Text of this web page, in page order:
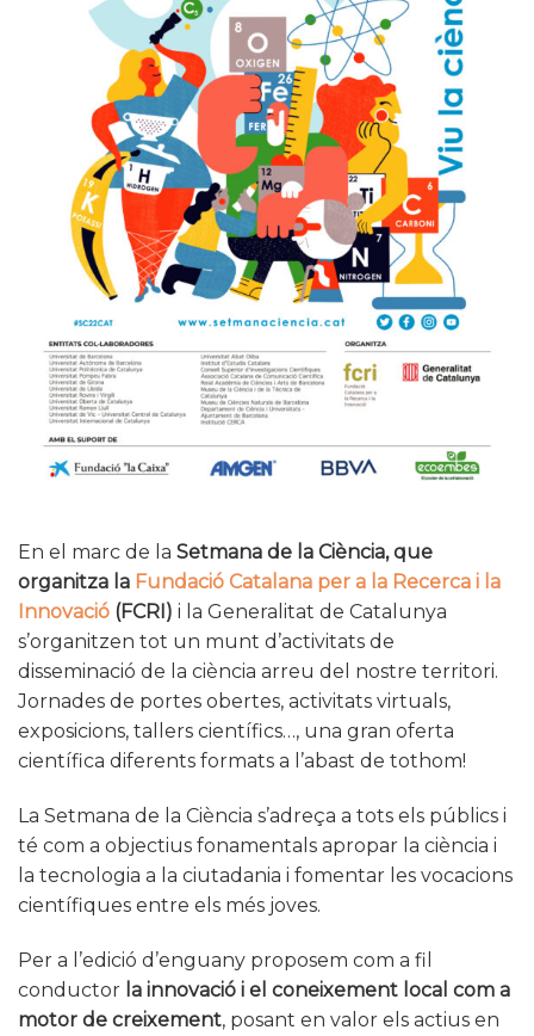
En el marc de la Setmana de la Ciència, que
organitza la Fundació Catalana per a la Recerca i la
Innovació (FCRI) i la Generalitat de Catalunya
s’organitzen tot un munt d’activitats de
disseminació de la ciència arreu del nostre territori.
Jornades de portes obertes, activitats virtuals,
exposicions, tallers científics…, una gran oferta
científica diferents formats a l’abast de tothom!
La Setmana de la Ciència s’adreça a tots els públics i
té com a objectius fonamentals apropar la ciència i
la tecnologia a la ciutadania i fomentar les vocacions
científiques entre els més joves.
Per a l’edició d’enguany proposem com a fil
conductor la innovació i el coneixement local com a
motor de creixement, posant en valor els actius en